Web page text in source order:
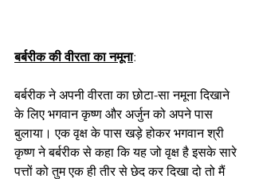
बर्बरीक की वीरता का नमूना:
बर्बरीक ने अपनी वीरता का छोटा-सा नमूना दिखाने
के लिए भगवान कृष्ण और अर्जुन को अपने पास
बुलाया। एक वृक्ष के पास खड़े होकर भगवान श्री
कृष्ण ने बर्बरीक से कहा कि यह जो वृक्ष है इसके सारे
पत्तों को तुम एक ही तीर से छेद कर दिखा दो तो मैं